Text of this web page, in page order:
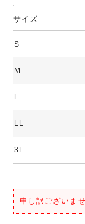
サイズ
S
M
L
LL
3L
申し訳ございま